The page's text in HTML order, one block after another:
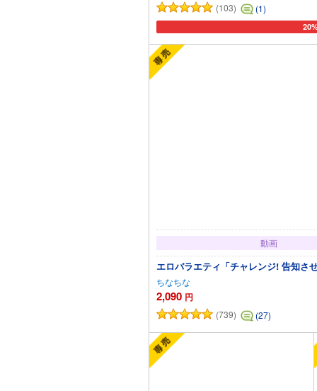
(103)
(1)
カー
動画
エロバラエティ「チャレンジ! 告知さ
ちなちな
2,090 円
(739) (27)
カートに追加